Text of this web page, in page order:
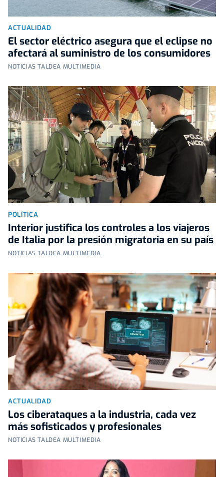
ACTUALIDAD
El sector eléctrico asegura que el eclipse no
afectará al suministro de los consumidores
NOTICIAS TALDEA MULTIMEDIA
POLÍTICA
Interior justifica los controles a los viajeros
de Italia por la presión migratoria en su país
NOTICIAS TALDEA MULTIMEDIA
ACTUALIDAD
Los ciberataques a la industria, cada vez
más sofisticados y profesionales
NOTICIAS TALDEA MULTIMEDIA